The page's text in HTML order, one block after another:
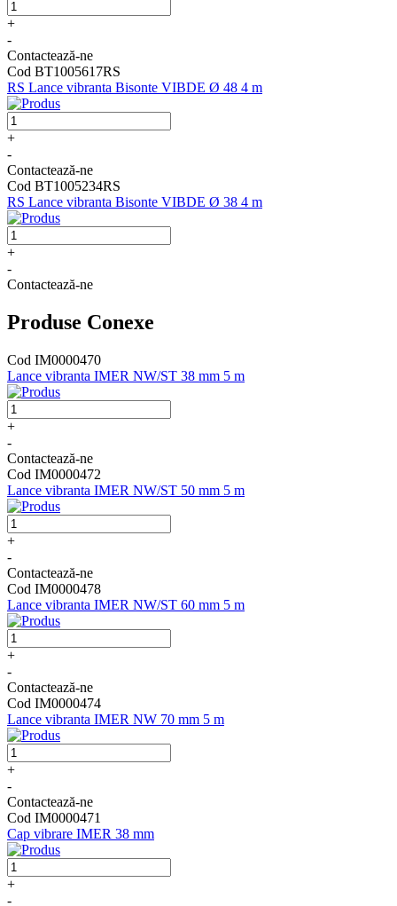
+
-
Contactează-ne
Cod BT1005617RS
RS Lance vibranta Bisonte VIBDE Ø 48 4 m
+
-
Contactează-ne
Cod BT1005234RS
RS Lance vibranta Bisonte VIBDE Ø 38 4 m
+
-
Contactează-ne
Produse Conexe
Cod IM0000470
Lance vibranta IMER NW/ST 38 mm 5 m
+
-
Contactează-ne
Cod IM0000472
Lance vibranta IMER NW/ST 50 mm 5 m
+
-
Contactează-ne
Cod IM0000478
Lance vibranta IMER NW/ST 60 mm 5 m
+
-
Contactează-ne
Cod IM0000474
Lance vibranta IMER NW 70 mm 5 m
+
-
Contactează-ne
Cod IM0000471
Cap vibrare IMER 38 mm
+
-